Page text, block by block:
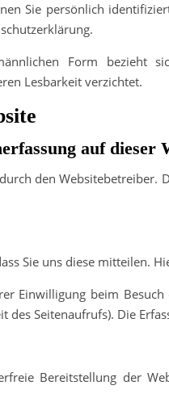
Sie persönlich
Form bezieht
Lesbarkeit verzichtet.
auf dieser
den Websitebetreiber.
Sie uns diese mitteilen.
Einwilligung beim
Seitenaufrufs). Die
Bereitstellung der